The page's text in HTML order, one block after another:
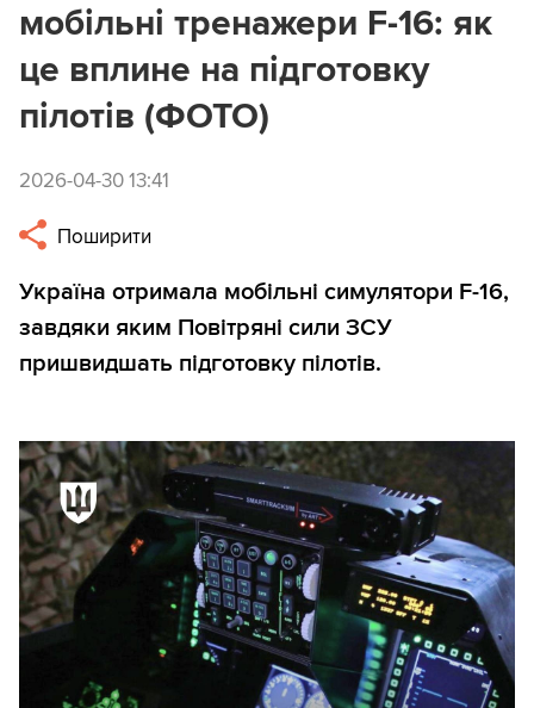
мобільні тренажери F-16: як
це вплине на підготовку
пілотів (ФОТО)
2026-04-30 13:41
Поширити
Україна отримала мобільні симулятори F-16,
завдяки яким Повітряні сили ЗСУ
пришвидшать підготовку пілотів.